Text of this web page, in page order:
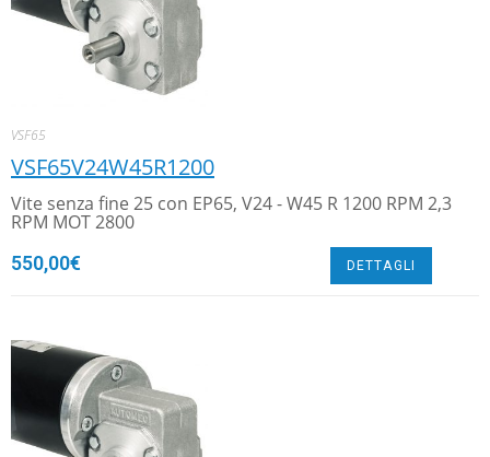
VSF65
VSF65V24W45R1200
Vite senza fine 25 con EP65, V24 - W45 R 1200 RPM 2,3
RPM MOT 2800
550,00€ DETTAGLI